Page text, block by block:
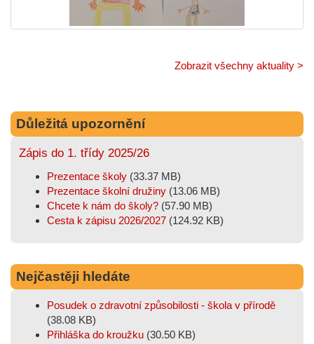
Zobrazit všechny aktuality >
Důležitá upozornění
Zápis do 1. třídy 2025/26
Prezentace školy (33.37 MB)
Prezentace školní družiny (13.06 MB)
Chcete k nám do školy? (57.90 MB)
Cesta k zápisu 2026/2027 (124.92 KB)
Nejčastěji hledáte
Posudek o zdravotní způsobilosti - škola v přírodě
(38.08 KB)
Přihláška do kroužku (30.50 KB)